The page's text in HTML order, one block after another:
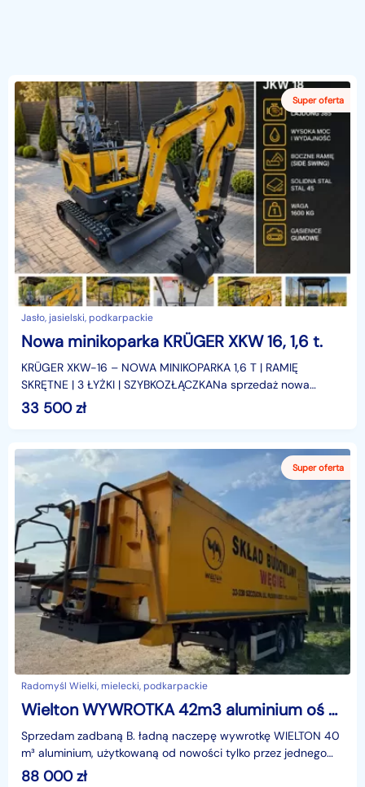
Jasło, jasielski, podkarpackie
Nowa minikoparka KRÜGER XKW 16, 1,6 t.
KRÜGER XKW-16 – NOWA MINIKOPARKA 1,6 T | RAMIĘ
SKRĘTNE | 3 ŁYŻKI | SZYBKOZŁĄCZKANa sprzedaż nowa
minikoparka KRÜGER XKW-16 o masie roboczej 1600 kg.
Maszyna wyp
33 500zł
Radomyśl Wielki, mielecki, podkarpackie
Wielton WYWROTKA 42m3 aluminium oś SAF podnoszona tarcza .b ŁADNA
Sprzedam zadbaną B. ładną naczepę wywrotkę WIELTON 40
m³ aluminium, użytkowaną od nowości tylko przez jednego
właściciela. Naczepa była eksploatowana wyłącznie
88 000zł